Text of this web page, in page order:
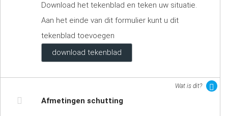
Download het tekenblad en teken uw situatie.
Aan het einde van dit formulier kunt u dit
tekenblad toevoegen
download tekenblad
Wat is dit?
Afmetingen schutting